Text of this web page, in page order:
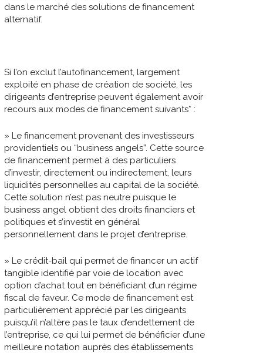
dans le marché des solutions de financement
alternatif.
Si l’on exclut l’autofinancement, largement
exploité en phase de création de société, les
dirigeants d’entreprise peuvent également avoir
recours aux modes de financement suivants* :
» Le financement provenant des investisseurs
providentiels ou “business angels”. Cette source
de financement permet à des particuliers
d’investir, directement ou indirectement, leurs
liquidités personnelles au capital de la société.
Cette solution n’est pas neutre puisque le
business angel obtient des droits financiers et
politiques et s’investit en général
personnellement dans le projet d’entreprise.
» Le crédit-bail qui permet de financer un actif
tangible identifié par voie de location avec
option d’achat tout en bénéficiant d’un régime
fiscal de faveur. Ce mode de financement est
particulièrement apprécié par les dirigeants
puisqu’il n’altère pas le taux d’endettement de
l’entreprise, ce qui lui permet de bénéficier d’une
meilleure notation auprès des établissements